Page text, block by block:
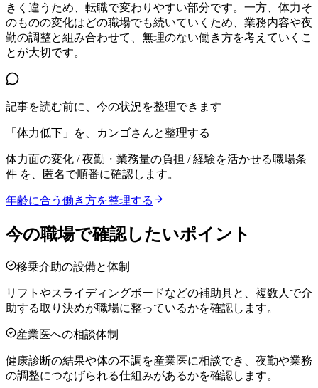
きく違うため、転職で変わりやすい部分です。一方、体力そ
のものの変化はどの職場でも続いていくため、業務内容や夜
勤の調整と組み合わせて、無理のない働き方を考えていくこ
とが大切です。
記事を読む前に、今の状況を整理できます
「体力低下」を、カンゴさんと整理する
体力面の変化 / 夜勤・業務量の負担 / 経験を活かせる職場条
件 を、匿名で順番に確認します。
年齢に合う働き方を整理する
今の職場で確認したいポイント
移乗介助の設備と体制
リフトやスライディングボードなどの補助具と、複数人で介
助する取り決めが職場に整っているかを確認します。
産業医への相談体制
健康診断の結果や体の不調を産業医に相談でき、夜勤や業務
の調整につなげられる仕組みがあるかを確認します。